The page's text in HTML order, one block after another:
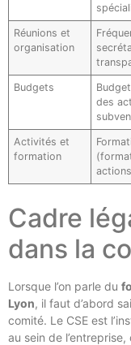
Réunions et
organisation
Budgets
des
Activités et
formation
Cadre
dans la
Lorsque l’on parle du
Lyon, il faut d’abord
comité. Le CSE est
au sein de